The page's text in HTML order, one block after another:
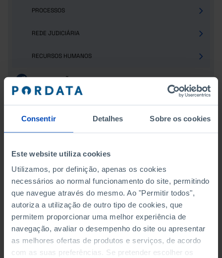
Consentir Detalhes Sobre os cookies
Este website utiliza cookies
Utilizamos, por definição, apenas os cookies
necessários ao normal funcionamento do site, permitindo
que navegue através do mesmo. Ao "Permitir todos",
autoriza a utilização de outro tipo de cookies, que
permitem proporcionar uma melhor experiência de
navegação, avaliar o desempenho do site ou apresentar
as melhores ofertas de produtos e serviços, de acordo
com as suas preferências. Se pretender escolher os
PROCESSOS
REDE JUDICIÁRIA
RECURSOS HUMANOS
PARTICIPAÇÃO ELEITORAL
POPULAÇÃO
RENDIMENTO E DESPESAS FAMILIARES
SAÚDE
TRANSPORTES
TURISMO